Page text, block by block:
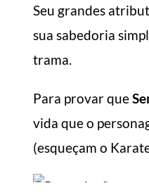
Seu grandes
sua sabedoria
trama.
Para provar que
vida que o
(esqueçam o